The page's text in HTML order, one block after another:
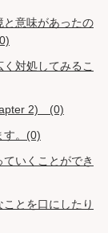
と意味があったの
対処してみるこ
2) (0)
す。(0)
いくことができ
とを口にしたり